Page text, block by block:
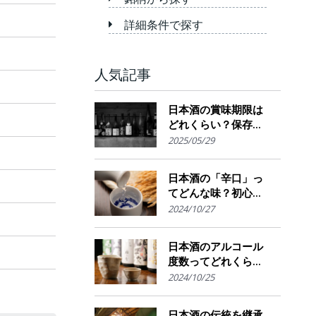
詳細条件で探す
人気記事
日本酒の賞味期限は
どれくらい？保存場
所のポイント
2025/05/29
日本酒の「辛口」っ
てどんな味？初心者
でも楽しめるその魅
2024/10/27
日本酒のアルコール
度数ってどれくら
い？特徴や度数の秘
2024/10/25